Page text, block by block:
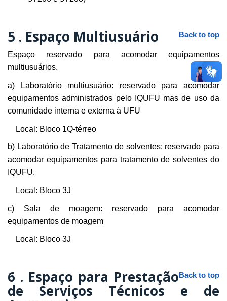
Back to top
5 . Espaço Multiusuário
Espaço reservado para acomodar equipamentos
multiusuários.
a) Laboratório multiusuário: reservado para acomodar
equipamentos administrados pelo IQUFU mas de uso da
comunidade interna e externa à UFU
Local: Bloco 1Q-térreo
b) Laboratório de Tratamento de solventes: reservado para
acomodar equipamentos para tratamento de solventes do
IQUFU.
Local: Bloco 3J
c) Sala de moagem: reservado para acomodar
equipamentos de moagem
Local: Bloco 3J
Back to top
6 . Espaço para Prestação
de Serviços Técnicos e de